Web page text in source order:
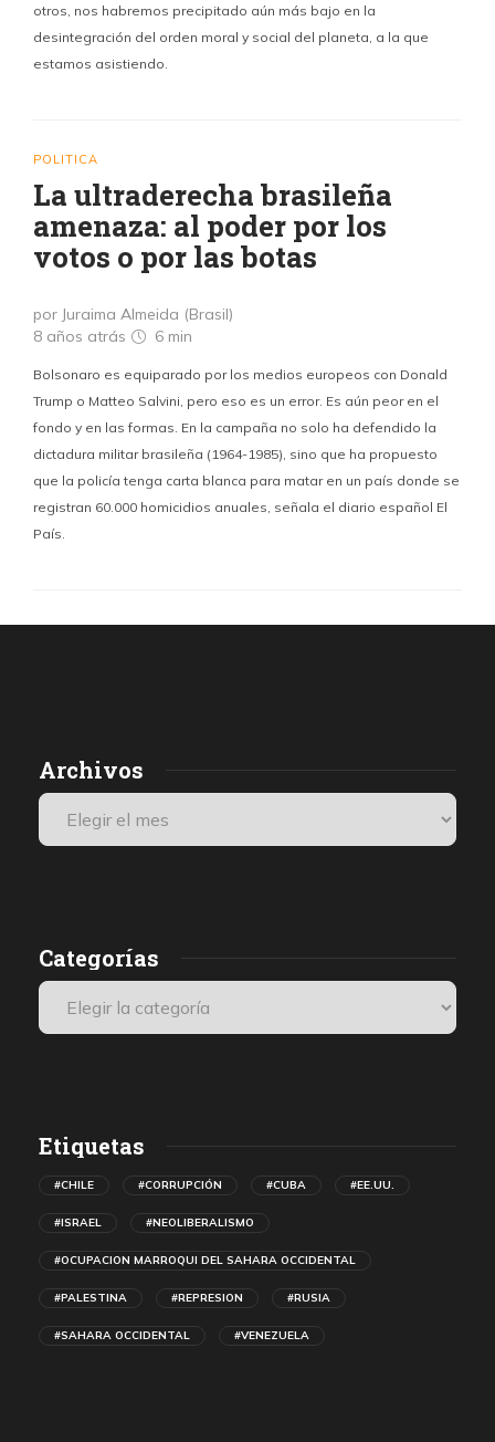
otros, nos habremos precipitado aún más bajo en la
desintegración del orden moral y social del planeta, a la que
estamos asistiendo.
POLITICA
La ultraderecha brasileña
amenaza: al poder por los
votos o por las botas
por Juraima Almeida (Brasil)
8 años atrás
6 min
Bolsonaro es equiparado por los medios europeos con Donald
Trump o Matteo Salvini, pero eso es un error. Es aún peor en el
fondo y en las formas. En la campaña no solo ha defendido la
dictadura militar brasileña (1964-1985), sino que ha propuesto
que la policía tenga carta blanca para matar en un país donde se
registran 60.000 homicidios anuales, señala el diario español El
País.
Archivos
Categorías
Etiquetas
#CHILE #CORRUPCIÓN #CUBA #EE.UU.
#ISRAEL #NEOLIBERALISMO
#OCUPACION MARROQUI DEL SAHARA OCCIDENTAL
#PALESTINA #REPRESION #RUSIA
#SAHARA OCCIDENTAL #VENEZUELA